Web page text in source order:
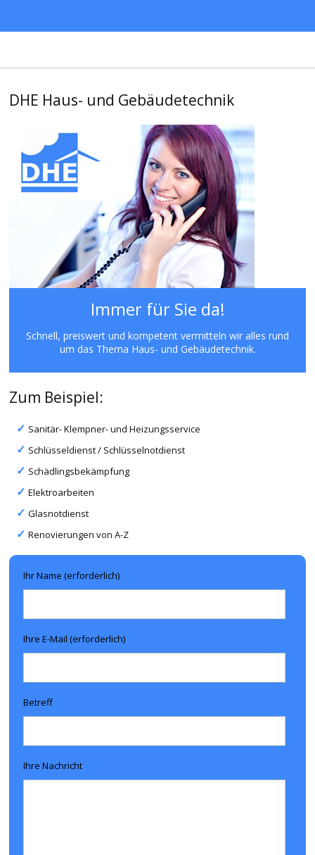
DHE Haus- und Gebäudetechnik
Immer für Sie da!
Schnell, preiswert und kompetent vermitteln wir alles rund
um das Thema Haus- und Gebäudetechnik.
Zum Beispiel:
Sanitär- Klempner- und Heizungsservice
Schlüsseldienst / Schlüsselnotdienst
Schädlingsbekämpfung
Elektroarbeiten
Glasnotdienst
Renovierungen von A-Z
Ihr Name (erforderlich)
Ihre E-Mail (erforderlich)
Betreff
Ihre Nachricht